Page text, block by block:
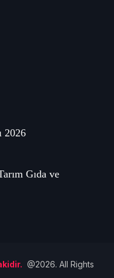
2026
Gıda ve
@2026. All Rights